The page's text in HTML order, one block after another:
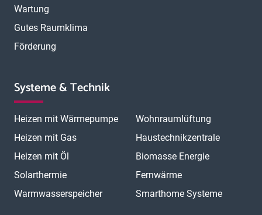
Wartung
Gutes Raumklima
Förderung
Systeme & Technik
Heizen mit Wärmepumpe
Heizen mit Gas
Heizen mit Öl
Solarthermie
Warmwasserspeicher
Wohnraumlüftung
Haustechnikzentrale
Biomasse Energie
Fernwärme
Smarthome Systeme